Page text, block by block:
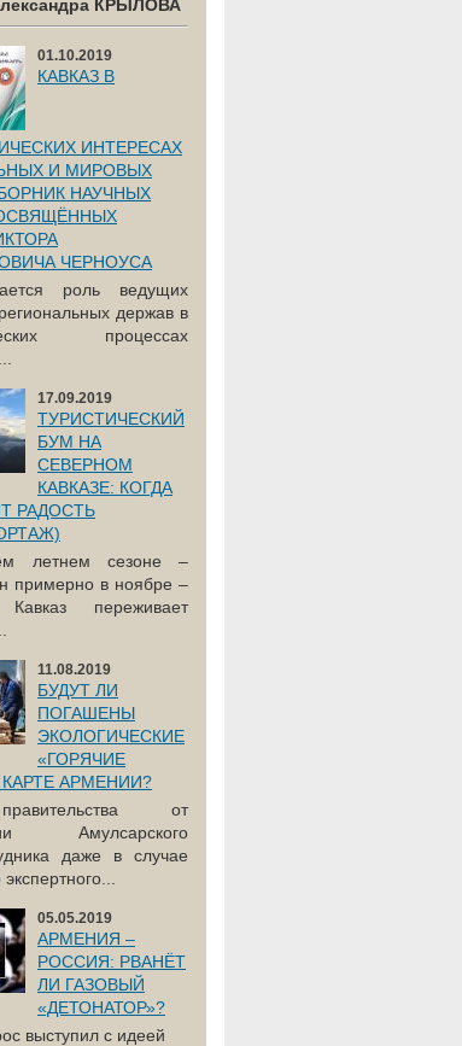
КРЫЛОВА
01.10.2019
КАВКАЗ В
ИНТЕРЕСАХ
И МИРОВЫХ
НАУЧНЫХ
ЧЕРНОУСА
роль ведущих
держав в
процессах
17.09.2019
ТУРИСТИЧЕСКИЙ
БУМ НА
СЕВЕРНОМ
КАВКАЗЕ: КОГДА
РАДОСТЬ
летнем сезоне –
примерно в ноябре –
переживает
11.08.2019
БУДУТ ЛИ
ПОГАШЕНЫ
ЭКОЛОГИЧЕСКИЕ
«ГОРЯЧИЕ
АРМЕНИИ?
от
Амулсарского
даже в случае
05.05.2019
АРМЕНИЯ –
РОССИЯ: РВАНЁТ
ЛИ ГАЗОВЫЙ
«ДЕТОНАТОР»?
выступил с идеей